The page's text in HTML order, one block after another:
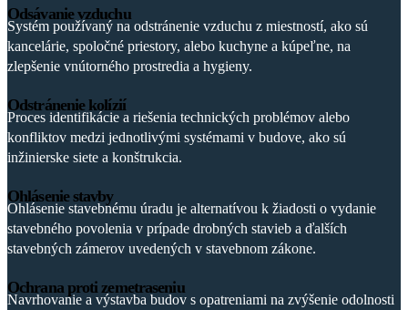
Odsávanie vzduchu
Systém používaný na odstránenie vzduchu z miestností, ako sú
kancelárie, spoločné priestory, alebo kuchyne a kúpeľne, na
zlepšenie vnútorného prostredia a hygieny.
Odstránenie kolízií
Proces identifikácie a riešenia technických problémov alebo
konfliktov medzi jednotlivými systémami v budove, ako sú
inžinierske siete a konštrukcia.
Ohlásenie stavby
Ohlásenie stavebnému úradu je alternatívou k žiadosti o vydanie
stavebného povolenia v prípade drobných stavieb a ďalších
stavebných zámerov uvedených v stavebnom zákone.
Ochrana proti zemetraseniu
Navrhovanie a výstavba budov s opatreniami na zvýšenie odolnosti